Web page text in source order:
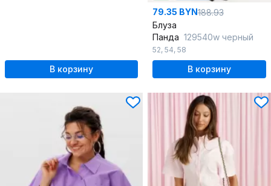
В корзину
79.35 BYN188.93
Блуза
Панда 129540w черный
52, 54, 58
В корзину